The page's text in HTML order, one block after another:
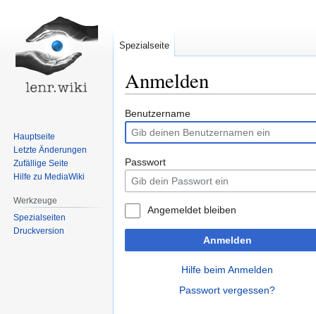
Anmelden
Zur
Navigation
springen
Zur
Suche
springen
Benutzername
Passwort
Angemeldet bleiben
Anmelden
Hilfe beim Anmelden
Passwort vergessen?
Spezialseite
Hauptseite
Letzte Änderungen
Zufällige Seite
Hilfe zu MediaWiki
Werkzeuge
Spezialseiten
Druckversion